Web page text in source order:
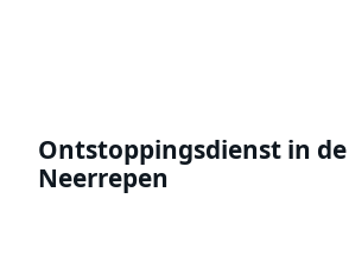
Ontstoppingsdienst in
Neerrepen